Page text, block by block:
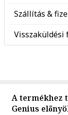
Szállítás &
Visszaküldési
A termékhez
Genius